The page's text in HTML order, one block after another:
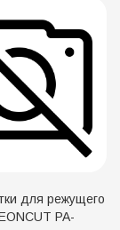
для режущего
PA-